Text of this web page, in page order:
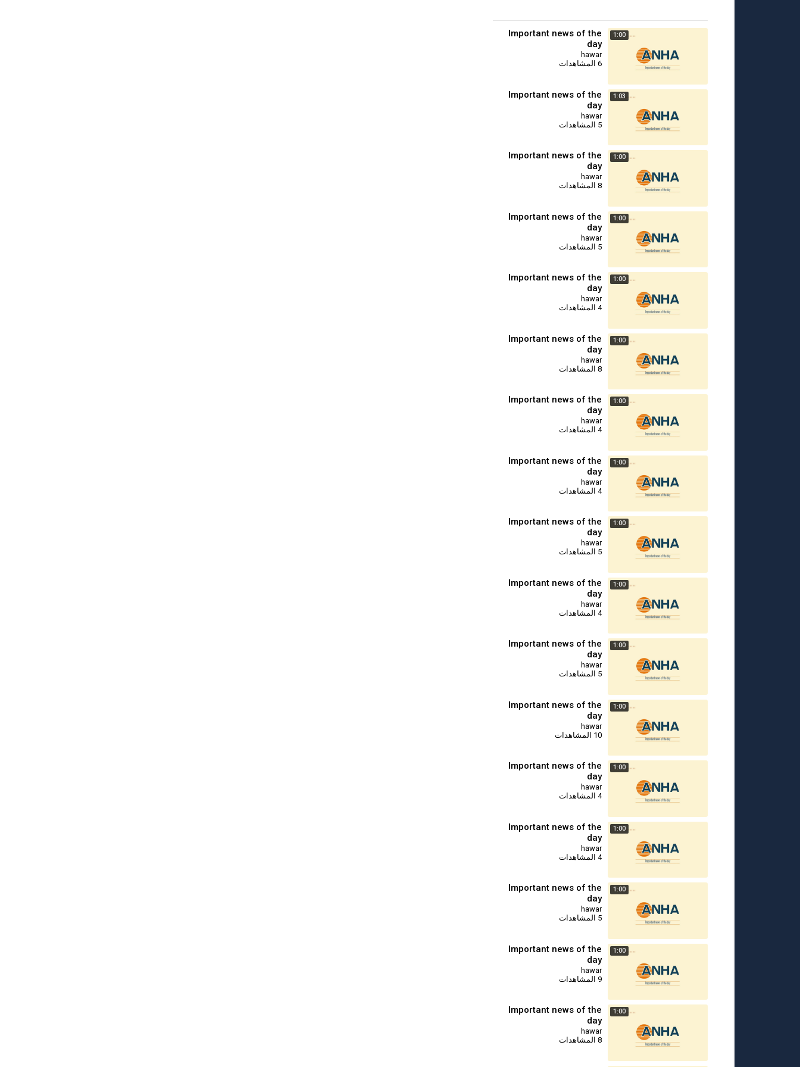
1:00
Important news of the
day
hawar
6 المشاهدات
1:03
Important news of the
day
hawar
5 المشاهدات
1:00
Important news of the
day
hawar
8 المشاهدات
1:00
Important news of the
day
hawar
5 المشاهدات
1:00
Important news of the
day
hawar
4 المشاهدات
1:00
Important news of the
day
hawar
8 المشاهدات
1:00
Important news of the
day
hawar
4 المشاهدات
1:00
Important news of the
day
hawar
4 المشاهدات
1:00
Important news of the
day
hawar
5 المشاهدات
1:00
Important news of the
day
hawar
4 المشاهدات
1:00
Important news of the
day
hawar
5 المشاهدات
1:00
Important news of the
day
hawar
10 المشاهدات
1:00
Important news of the
day
hawar
4 المشاهدات
1:00
Important news of the
day
hawar
4 المشاهدات
1:00
Important news of the
day
hawar
5 المشاهدات
1:00
Important news of the
day
hawar
9 المشاهدات
1:00
Important news of the
day
hawar
8 المشاهدات